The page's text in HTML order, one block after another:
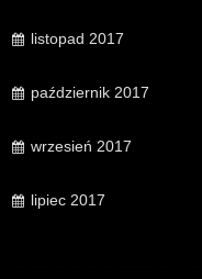
listopad 2017
październik 2017
wrzesień 2017
lipiec 2017